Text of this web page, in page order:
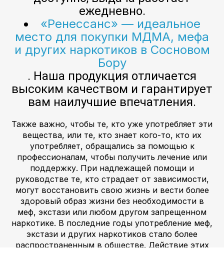
ежедневно.
«Ренессанс» — идеальное
место для покупки МДМА, мефа
и других наркотиков в Сосновом
Бору
. Наша продукция отличается
высоким качеством и гарантирует
вам наилучшие впечатления.
Также важно, чтобы те, кто уже употребляет эти
вещества, или те, кто знает кого-то, кто их
употребляет, обращались за помощью к
профессионалам, чтобы получить лечение или
поддержку. При надлежащей помощи и
руководстве те, кто страдает от зависимости,
могут восстановить свою жизнь и вести более
здоровый образ жизни без необходимости в
меф, экстази или любом другом запрещенном
наркотике. В последние годы употребление меф,
экстази и других наркотиков стало более
распространенным в обществе. Действие этих